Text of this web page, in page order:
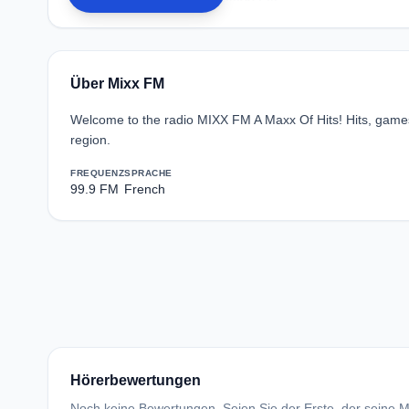
Über Mixx FM
Welcome to the radio MIXX FM A Maxx Of Hits! Hits,
region.
FREQUENZ
99.9 FM
SPRACHE
French
Hörerbewertungen